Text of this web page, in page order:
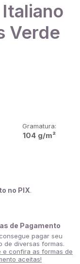
Verde
Gramatura:
104 g/m²
no PIX.
de Pagamento
pagar seu
de diversas formas.
e confira as formas de
aceitas!